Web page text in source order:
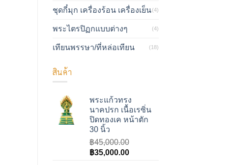
ชุดกี๋มุก เครื่องร้อน เครื่องเย็น (4)
พระไตรปิฏกแบบต่างๆ (4)
เทียนพรรษา/ที่หล่อเทียน (18)
สินค้า
พระแก้วทรง
นาคปรก เนื้อเรซิ่น
ปิดทองเค หน้าตัก
30 นิ้ว
฿45,000.00
Original
฿35,000.00Current